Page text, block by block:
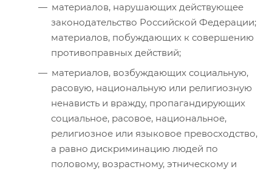
материалов, нарушающих действующее
законодательство Российской Федерации;
материалов, побуждающих к совершению
противоправных действий;
материалов, возбуждающих социальную,
расовую, национальную или религиозную
ненависть и вражду, пропагандирующих
социальное, расовое, национальное,
религиозное или языковое превосходство,
а равно дискриминацию людей по
половому, возрастному, этническому и